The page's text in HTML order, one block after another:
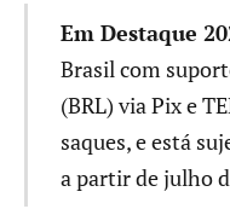
Em Destaque
Brasil com
(BRL) via Pix e
saques, e está
a partir de julho